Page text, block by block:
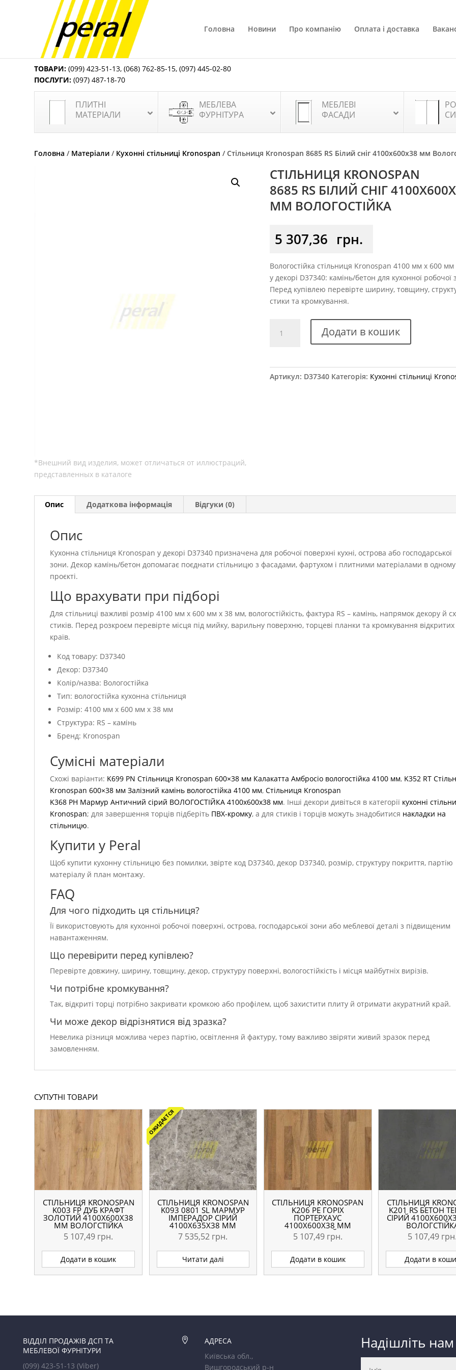
Головна Новини Про компанію Оплата і доставка
ТОВАРИ: (099) 423-51-13,(068) 762-85-15,(097) 445-02-80
ПОСЛУГИ: (097) 487-18-70
ПЛИТНІ
МАТЕРІАЛИ
МЕБЛЕВА
ФУРНІТУРА
МЕБЛЕВІ
ФАСАДИ
Головна / Матеріали / Кухонні стільниці Kronospan / Стільниця Kronospan 8685 RS Білий сніг 4100x600x38 мм
СТІЛЬНИЦЯ KRONOSPAN
8685 RS БІЛИЙ СНІГ
ММ ВОЛОГОСТІЙКА
5 307,36 грн.
Вологостійка стільниця Kronospan 4100 мм x 600
у декорі D37340: камінь/бетон для кухонної робочої
Перед купівлею перевірте ширину, товщину,
стики та кромкування.
Kronospan
сніг
Додати в кошик
Артикул: D37340 Категорія: Кухонні стільниці
Опис Додаткова інформація Відгуки (0)
Опис
Кухонна стільниця Kronospan у декорі D37340 призначена для робочої поверхні кухні, острова або господарської
зони. Декор камінь/бетон допомагає поєднати стільницю з фасадами, фартухом і плитними матеріалами в одному
проєкті.
Що врахувати при підборі
Для стільниці важливі розмір 4100 мм x 600 мм x 38 мм, вологостійкість, фактура RS – камінь, напрямок декору й
стиків. Перед розкроєм перевірте місця під мийку, варильну поверхню, торцеві планки та кромкування відкритих
країв.
Код товару: D37340
Декор: D37340
Колір/назва: Вологостійка
Тип: вологостійка кухонна стільниця
Розмір: 4100 мм x 600 мм x 38 мм
Структура: RS – камінь
Бренд: Kronospan
Сумісні матеріали
Схожі варіанти: K699 PN Стільниця Kronospan 600×38 мм Калакатта Амбросіо вологостійка 4100 мм, K352 RT
Kronospan 600×38 мм Залізний камінь вологостійка 4100 мм,Стільниця Kronospan
K368 PH Мармур Античний сірий ВОЛОГОСТІЙКА 4100x600x38 мм. Інші декори дивіться в категорії кухонні
Kronospan; для завершення торців підберіть ПВХ-кромку, а для стиків і торців можуть знадобитися накладки на
стільницю.
Купити у Peral
Щоб купити кухонну стільницю без помилки, звірте код D37340, декор D37340, розмір, структуру покриття, партію
матеріалу й план монтажу.
FAQ
Для чого підходить ця стільниця?
Її використовують для кухонної робочої поверхні, острова, господарської зони або меблевої деталі з підвищеним
навантаженням.
Що перевірити перед купівлею?
Перевірте довжину, ширину, товщину, декор, структуру поверхні, вологостійкість і місця майбутніх вирізів.
Чи потрібне кромкування?
Так, відкриті торці потрібно закривати кромкою або профілем, щоб захистити плиту й отримати акуратний край.
Чи може декор відрізнятися від зразка?
Невелика різниця можлива через партію, освітлення й фактуру, тому важливо звіряти живий зразок перед
замовленням.
СУПУТНІ ТОВАРИ
СТІЛЬНИЦЯ KRONOSPAN
K003 FP ДУБ КРАФТ
ЗОЛОТИЙ 4100X600X38
ММ ВОЛОГСТІЙКА
5 107,49 грн.
Додати в кошик
ОЖИДАЕТСЯ
СТІЛЬНИЦЯ KRONOSPAN
K093 0801 SL МАРМУР
ІМПЕРАДОР СІРИЙ
4100X635X38 ММ
7 535,52 грн.
Читати далі
СТІЛЬНИЦЯ KRONOSPAN
K206 PE ГОРІХ
ПОРТЕРХАУС
4100X600X38 ММ
ВОЛОГОСТІЙКА
5 107,49 грн.
Додати в кошик
СТІЛЬНИЦЯ
K201 RS БЕТОН
СІРИЙ
5 107,49
Додати в
ВІДДІЛ ПРОДАЖІВ ДСП ТА
МЕБЛЕВОЇ ФУРНІТУРИ
(099) 423-51-13(Viber)

АДРЕСА
Київська обл.,
Вишгородський р-н
Надішліть